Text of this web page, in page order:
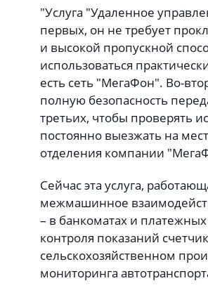
"Услуга "Удаленное
первых, он не требует
и высокой пропускной
использоваться
есть сеть "МегаФон". Во-
полную безопасность
третьих, чтобы проверять
постоянно выезжать на
отделения компании
Сейчас эта услуга,
межмашинное
– в банкоматах и
контроля показаний
сельскохозяйственном
мониторинга